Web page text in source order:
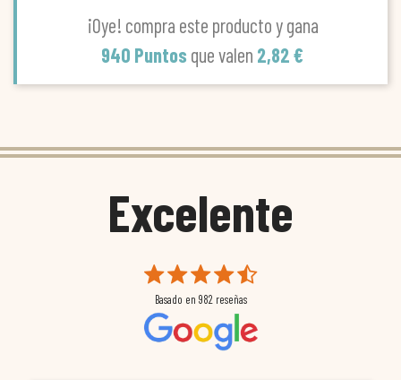
¡Oye! compra este producto y gana
940 Puntos que valen 2,82 €
Excelente
Basado en 982 reseñas